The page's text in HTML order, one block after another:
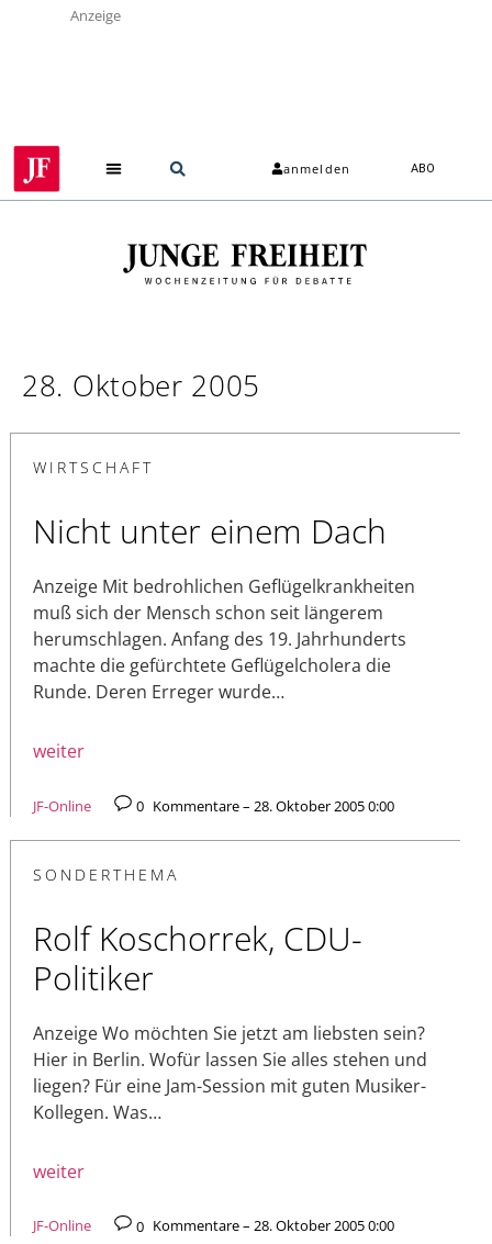
Anzeige
anmelden ABO
28. Oktober 2005
WIRTSCHAFT
Nicht unter einem Dach
Anzeige Mit bedrohlichen Geflügelkrankheiten
muß sich der Mensch schon seit längerem
herumschlagen. Anfang des 19. Jahrhunderts
machte die gefürchtete Geflügelcholera die
Runde. Deren Erreger wurde…
weiter
JF-Online 0 Kommentare – 28. Oktober 2005 0:00
SONDERTHEMA
Rolf Koschorrek, CDU-
Politiker
Anzeige Wo möchten Sie jetzt am liebsten sein?
Hier in Berlin. Wofür lassen Sie alles stehen und
liegen? Für eine Jam-Session mit guten Musiker-
Kollegen. Was…
weiter
JF-Online 0 Kommentare – 28. Oktober 2005 0:00